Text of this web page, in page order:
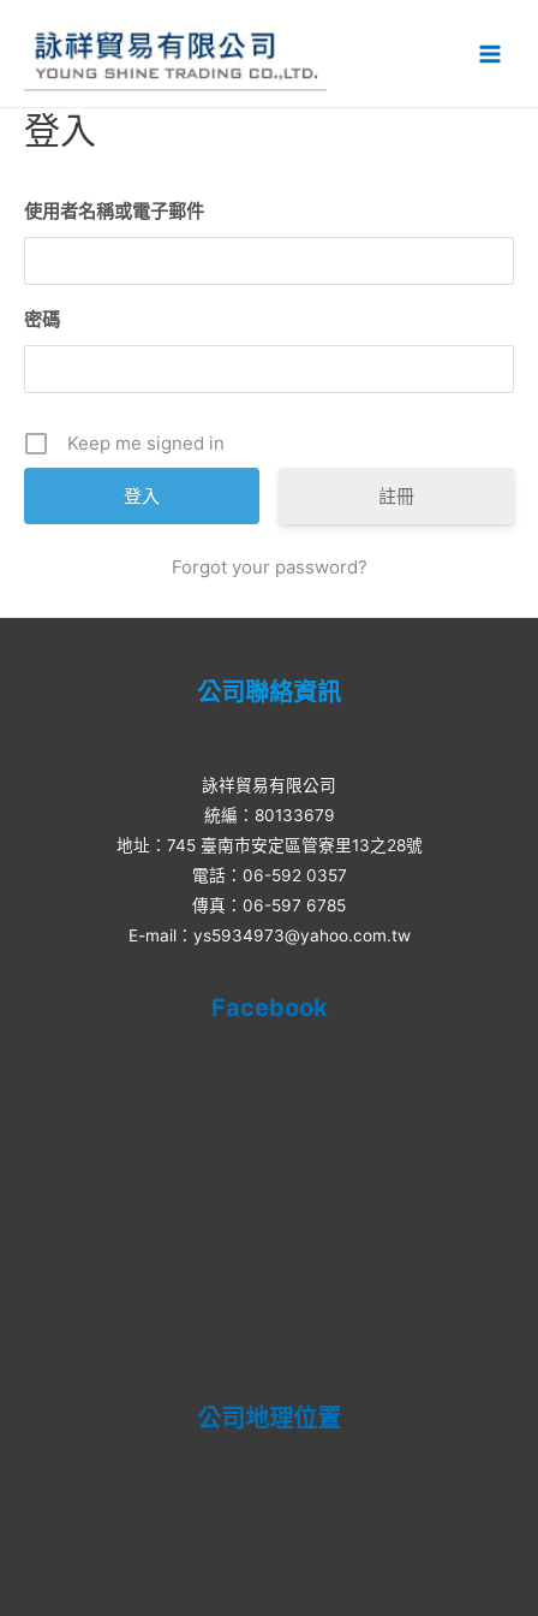
登入
使用者名稱或電子郵件
密碼
Keep me signed in
註冊
Forgot your password?
公司聯絡資訊
詠祥貿易有限公司
統編：80133679
地址：745 臺南市安定區管寮里13之28號
電話：06-592 0357​
傳真：06-597 6785
E-mail：ys5934973@yahoo.com.tw
Facebook
公司地理位置